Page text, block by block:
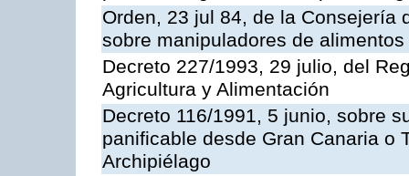
Orden, 23 jul 84, de la Consejería
sobre manipuladores de alimentos
Decreto 227/1993, 29 julio, del
Agricultura y Alimentación
Decreto 116/1991, 5 junio, sobre
panificable desde Gran Canaria o
Archipiélago